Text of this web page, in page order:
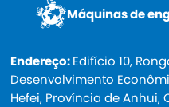
Máquinas de
Endereço:Edifício 10,
Desenvolvimento
Hefei, Província de Anhui,